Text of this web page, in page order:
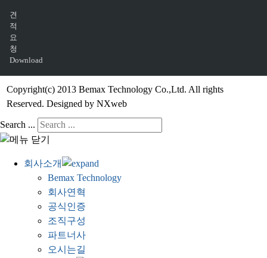
견
적
요
청
Download
Copyright(c) 2013 Bemax Technology Co.,Ltd. All rights
Reserved. Designed by NXweb
Search ...
회사소개
Bemax Technology
회사연혁
공식인증
조직구성
파트너사
오시는길